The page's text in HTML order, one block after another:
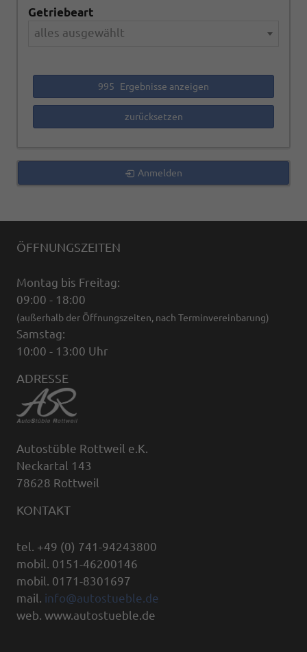
Getriebeart
alles ausgewählt
995 Ergebnisse anzeigen
zurücksetzen
Anmelden
ÖFFNUNGSZEITEN
Montag bis Freitag:
09:00 - 18:00
(außerhalb der Öffnungszeiten, nach Terminvereinbarung)
Samstag:
10:00 - 13:00 Uhr
ADRESSE
Autostüble Rottweil e.K.
Neckartal 143
78628 Rottweil
KONTAKT
tel. +49 (0) 741-94243800
mobil. 0151-46200146
mobil. 0171-8301697
mail. info@autostueble.de
web. www.autostueble.de